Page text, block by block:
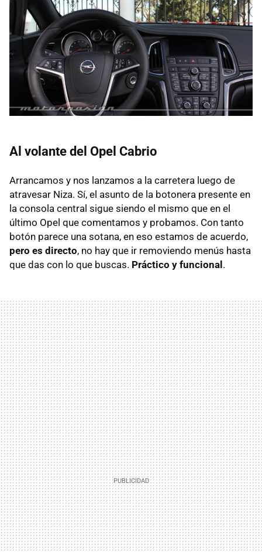
Al volante del Opel Cabrio
Arrancamos y nos lanzamos a la carretera luego de
atravesar Niza. Sí, el asunto de la botonera presente en
la consola central sigue siendo el mismo que en el
último Opel que comentamos y probamos. Con tanto
botón parece una sotana, en eso estamos de acuerdo,
pero es directo, no hay que ir removiendo menús hasta
que das con lo que buscas. Práctico y funcional .